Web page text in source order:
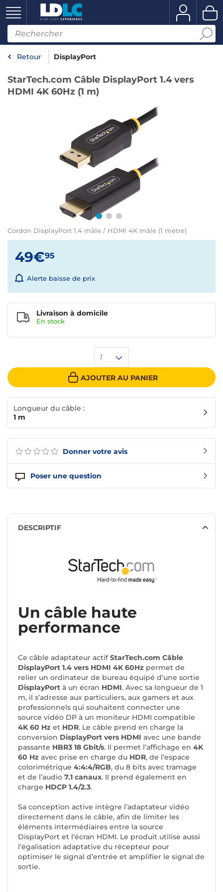
Retour DisplayPort
StarTech.com Câble DisplayPort 1.4 vers
HDMI 4K 60Hz (1 m)
Cordon DisplayPort 1.4 mâle / HDMI 4K mâle (1 mètre)
Donner votre avis
Poser une question
49€95
Alerte baisse de prix
1
AJOUTER AU PANIER
Livraison à domicile
En stock
Longueur du câble :
1 m
DESCRIPTIF
Un câble haute
performance
Ce câble adaptateur actifStarTech.com Câble
DisplayPort 1.4 vers HDMI 4K 60Hz permet de
relier un ordinateur de bureau équipé d’une sortie
DisplayPort à un écran HDMI. Avec sa longueur de 1
m, il s’adresse aux particuliers, aux gamers et aux
professionnels qui souhaitent connecter une
source vidéo DP à un moniteur HDMI compatible
4K 60 Hz et HDR. Le câble prend en charge la
conversion DisplayPort vers HDMI avec une bande
passante HBR3 18 Gbit/s. Il permet l’affichage en 4K
60 Hz avec prise en charge du HDR, de l’espace
colorimétrique 4:4:4/RGB, du 8 bits avec tramage
et de l’audio 7.1 canaux. Il prend également en
charge HDCP 1.4/2.3.
Sa conception active intègre l’adaptateur vidéo
directement dans le câble, afin de limiter les
éléments intermédiaires entre la source
DisplayPort et l’écran HDMI. Le produit utilise aussi
l’égalisation adaptative du récepteur pour
optimiser le signal d’entrée et amplifier le signal de
sortie.